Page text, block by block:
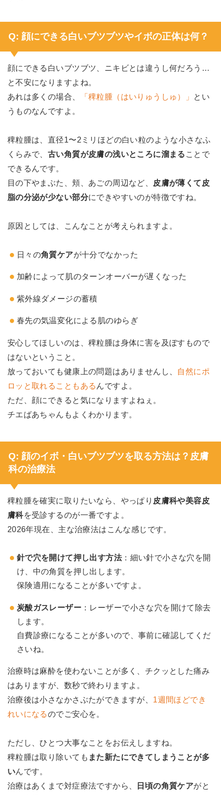
Q: 顔にできる白いブツブツやイボの正体は何？
顔にできる白いブツブツ、ニキビとは違うし何だろう…
と不安になりますよね。
あれは多くの場合、
「稗粒腫（はいりゅうしゅ）」 とい
うものなんですよ。
稗粒腫は、直径1〜2ミリほどの白い粒のような小さなふ
くらみで、 古い角質が皮膚の浅いところに溜まる ことで
できるんです。
目の下やまぶた、頬、あごの周辺など、 皮膚が薄くて皮
脂の分泌が少ない部分にできやすいのが特徴ですね。
原因としては、こんなことが考えられますよ。
日々の角質ケアが十分でなかった
加齢によって肌のターンオーバーが遅くなった
紫外線ダメージの蓄積
春先の気温変化による肌のゆらぎ
安心してほしいのは、稗粒腫は身体に害を及ぼすもので
はないということ。
放っておいても健康上の問題はありませんし、 自然にポ
ロッと取れることもある んですよ。
ただ、顔にできると気になりますよねぇ。
チエばあちゃんもよくわかります。
Q: 顔のイボ・白いブツブツを取る方法は？皮膚
科の治療法
稗粒腫を確実に取りたいなら、やっぱり 皮膚科や美容皮
膚科を受診するのが一番ですよ。
2026年現在、主な治療法はこんな感じです。
針で穴を開けて押し出す方法：細い針で小さな穴を開
け、中の角質を押し出します。
保険適用になることが多いですよ。
炭酸ガスレーザー ：レーザーで小さな穴を開けて除去
します。
自費診療になることが多いので、事前に確認してくだ
さいね。
治療時は麻酔を使わないことが多く、チクッとした痛み
はありますが、数秒で終わりますよ。
治療後は小さなかさぶたができますが、 1週間ほどでき
れいになるのでご安心を。
ただし、ひとつ大事なことをお伝えしますね。
稗粒腫は取り除いても また新たにできてしまうことが多
いんです。
治療はあくまで対症療法ですから、
日頃の角質ケアがと